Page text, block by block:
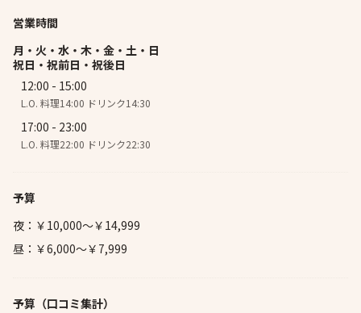
営業時間
月・火・水・木・金・土・日
祝日・祝前日・祝後日
12:00 - 15:00
L.O. 料理14:00 ドリンク14:30
17:00 - 23:00
L.O. 料理22:00 ドリンク22:30
予算
夜：￥10,000～￥14,999
昼：￥6,000～￥7,999
予算 （口コミ集計）